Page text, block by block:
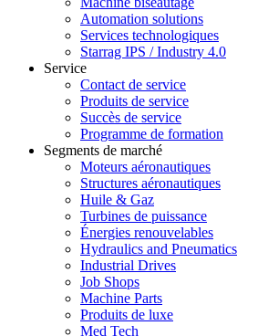
Automation solutions
Services technologiques
Starrag IPS / Industry 4.0
Service
Contact de service
Produits de service
Succès de service
Programme de formation
Segments de marché
Moteurs aéronautiques
Structures aéronautiques
Huile & Gaz
Turbines de puissance
Énergies renouvelables
Hydraulics and Pneumatics
Industrial Drives
Job Shops
Machine Parts
Produits de luxe
Med Tech